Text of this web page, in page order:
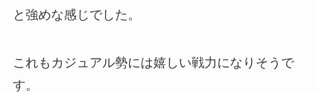
と強めな感じでした。
これもカジュアル勢には嬉しい戦力になりそうで
す。